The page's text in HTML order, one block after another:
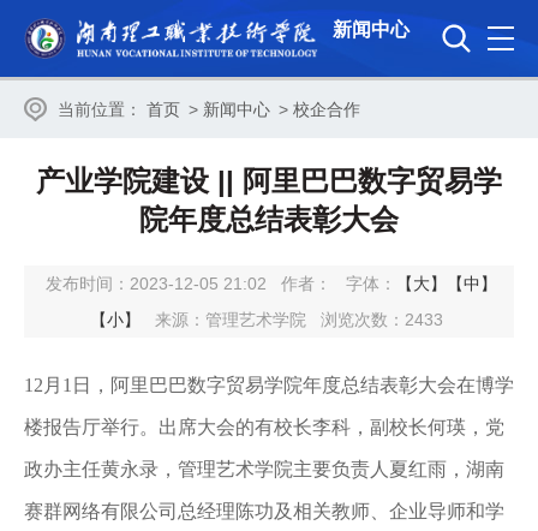
新闻中心
当前位置： 首页 > 新闻中心 > 校企合作
产业学院建设 || 阿里巴巴数字贸易学
院年度总结表彰大会
发布时间：2023-12-05 21:02 作者： 字体： 【大】
【中】
【小】
来源：管理艺术学院 浏览次数： 2433
12月1日，阿里巴巴数字贸易学院年度总结表彰大会在博学
楼报告厅举行。出席大会的有校长李科，副校长何瑛，党
政办主任黄永录，管理艺术学院主要负责人夏红雨，湖南
赛群网络有限公司总经理陈功及相关教师、企业导师和学